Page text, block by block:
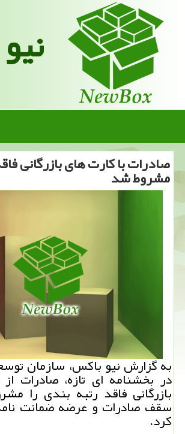
صادرات با کارت های بازرگانی
مشروط شد
به گزارش نیو باکس، سازمان
در بخشنامه ای تازه، صادرات
بازرگانی فاقد رتبه بندی را
سقف صادرات و عرضه ضمانت
کرد.